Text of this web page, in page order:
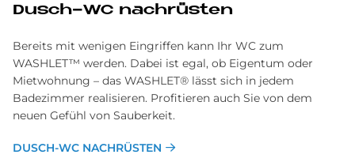
Dusch-WC nachrüsten
Bereits mit wenigen Eingriffen kann Ihr WC zum
WASHLET™ werden. Dabei ist egal, ob Eigentum oder
Mietwohnung – das WASHLET® lässt sich in jedem
Badezimmer realisieren. Profitieren auch Sie von dem
neuen Gefühl von Sauberkeit.
DUSCH-WC NACHRÜSTEN